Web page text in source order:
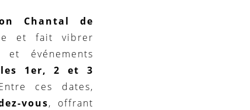
Chantal de
et fait vibrer
événements
les 1er, 2 et 3
ces dates,
vous, offrant